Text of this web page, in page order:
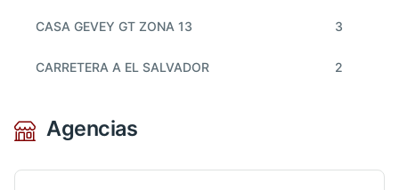
CASA GEVEY GT ZONA 13 3
CARRETERA A EL SALVADOR 2
Agencias